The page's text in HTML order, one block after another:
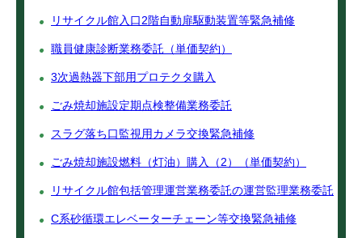
リサイクル館入口2階自動扉駆動装置等緊急補修
職員健康診断業務委託（単価契約）
3次過熱器下部用プロテクタ購入
ごみ焼却施設定期点検整備業務委託
スラグ落ち口監視用カメラ交換緊急補修
ごみ焼却施設燃料（灯油）購入（2）（単価契約）
リサイクル館包括管理運営業務委託の運営監理業務委託
C系砂循環エレベーターチェーン等交換緊急補修